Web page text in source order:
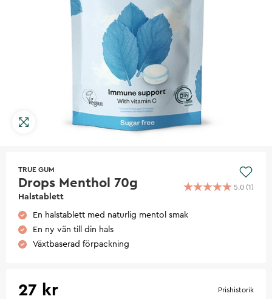
TRUE GUM
Drops Menthol 70g
Halstablett
5.0 (1)
En halstablett med naturlig mentol smak
En ny vän till din hals
Växtbaserad förpackning
27 kr Prishistorik